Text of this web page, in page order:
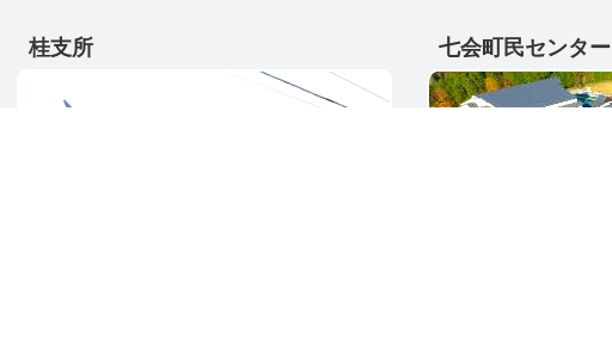
桂支所 七会町民センター